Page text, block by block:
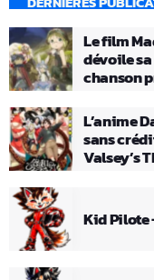
Le film
dévoile
chanson
L’anime
sans
Valsey’s
Kid Pilote